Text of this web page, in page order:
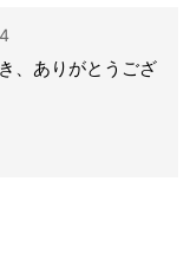
、ありがとうござ